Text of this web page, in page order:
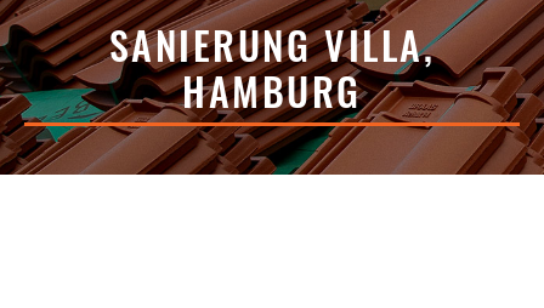
SANIERUNG VILLA,
HAMBURG